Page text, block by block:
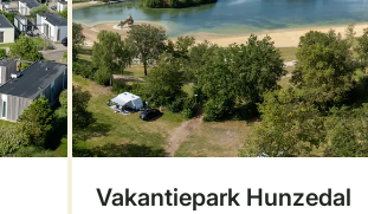
Vakantiepark Hunzedal